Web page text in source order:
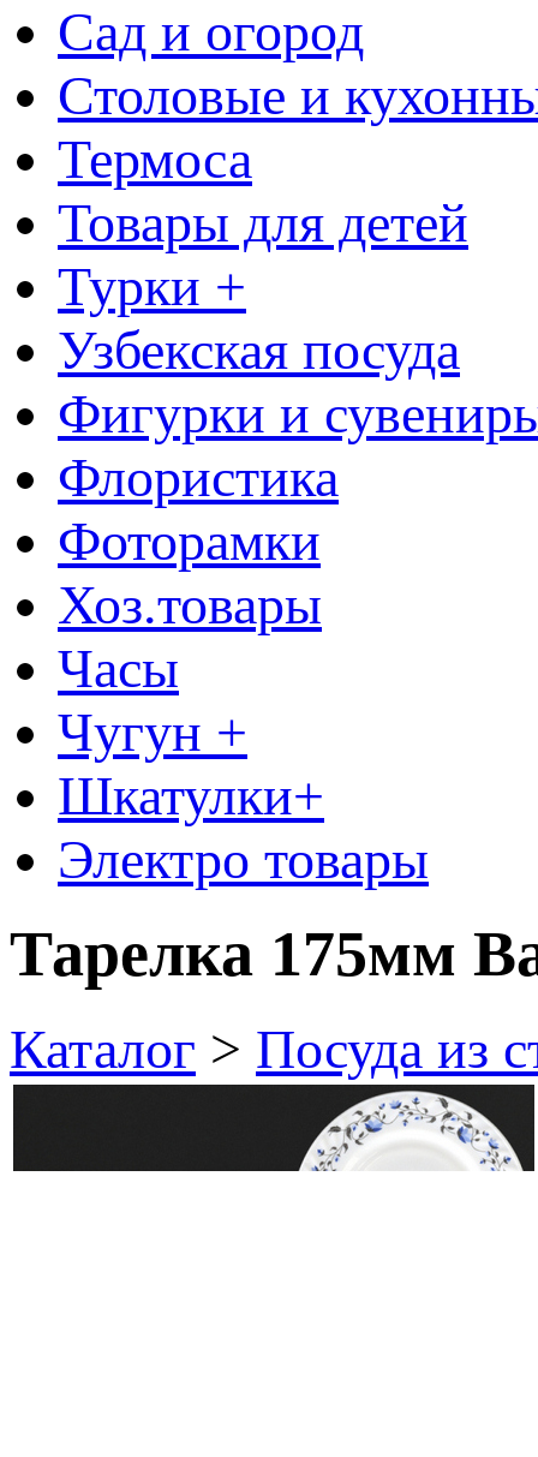
Сад и огород
Столовые и
Термоса
Товары для детей
Турки +
Узбекская посуда
Фигурки и
Флористика
Фоторамки
Хоз.товары
Часы
Чугун +
Шкатулки+
Электро товары
Тарелка 175мм
Каталог > Посуда из